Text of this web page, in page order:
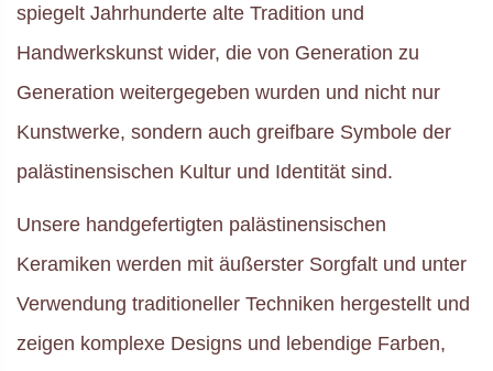
spiegelt Jahrhunderte alte Tradition und
Handwerkskunst wider, die von Generation zu
Generation weitergegeben wurden und nicht nur
Kunstwerke, sondern auch greifbare Symbole der
palästinensischen Kultur und Identität sind.
Unsere handgefertigten palästinensischen
Keramiken werden mit äußerster Sorgfalt und unter
Verwendung traditioneller Techniken hergestellt und
zeigen komplexe Designs und lebendige Farben,